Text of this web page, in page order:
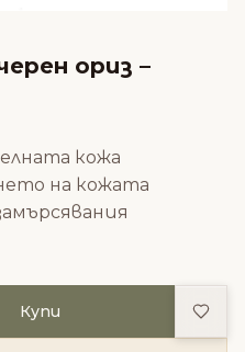
ориз –
кожа
на кожата
Купи